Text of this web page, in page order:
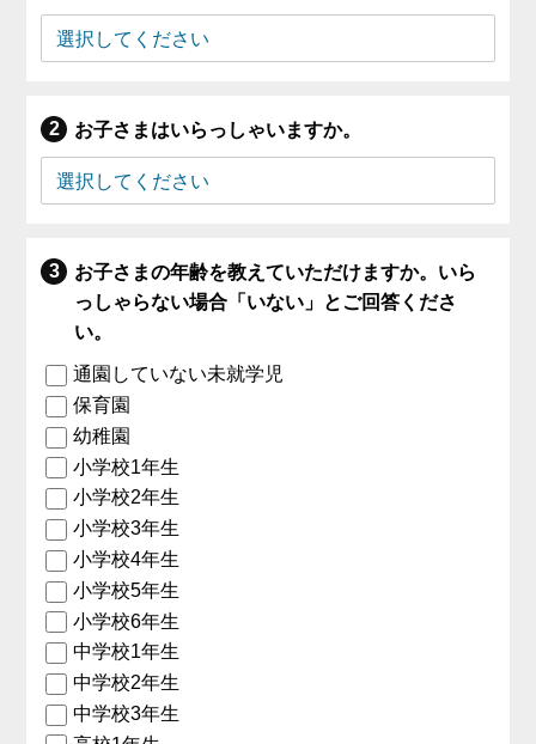
お子さまはいらっしゃいますか。
お子さまの年齢を教えていただけますか。いら
っしゃらない場合「いない」とご回答くださ
い。
通園していない未就学児
保育園
幼稚園
小学校1年生
小学校2年生
小学校3年生
小学校4年生
小学校5年生
小学校6年生
中学校1年生
中学校2年生
中学校3年生